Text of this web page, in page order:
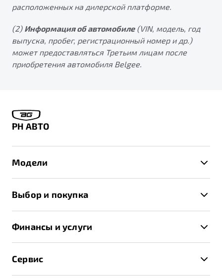
расположенных на дилерской платформе.
(2) Информация об автомобиле(VIN, модель, год
выпуска, пробег, регистрационный номер и др.)
может предоставляться Третьим лицам после
приобретения автомобиля Belgee.
РН АВТО
Модели
X70
Выбор и покупка
Спецпредложения и Акции
Записаться на тест-драйв
Получить предложение
Финансы и услуги
Трейд-ин
Сервис